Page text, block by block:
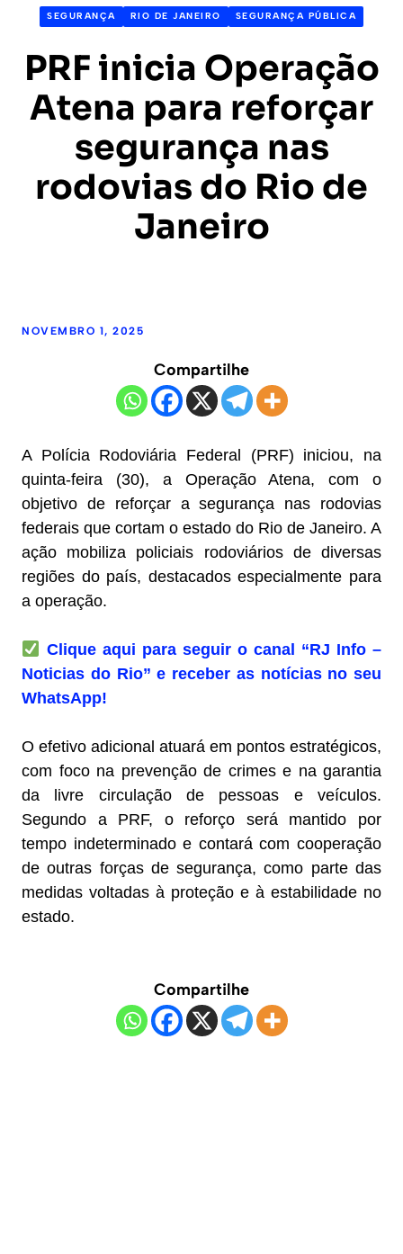
SEGURANÇA RIO DE JANEIRO SEGURANÇA PÚBLICA
PRF inicia Operação
Atena para reforçar
segurança nas
rodovias do Rio de
Janeiro
NOVEMBRO 1, 2025
Compartilhe
A Polícia Rodoviária Federal (PRF) iniciou, na
quinta-feira (30), a Operação Atena, com o
objetivo de reforçar a segurança nas rodovias
federais que cortam o estado do Rio de Janeiro. A
ação mobiliza policiais rodoviários de diversas
regiões do país, destacados especialmente para
a operação.
Clique aqui para seguir o canal “RJ Info –
Noticias do Rio” e receber as notícias no seu
WhatsApp!
O efetivo adicional atuará em pontos estratégicos,
com foco na prevenção de crimes e na garantia
da livre circulação de pessoas e veículos.
Segundo a PRF, o reforço será mantido por
tempo indeterminado e contará com cooperação
de outras forças de segurança, como parte das
medidas voltadas à proteção e à estabilidade no
estado.
Compartilhe